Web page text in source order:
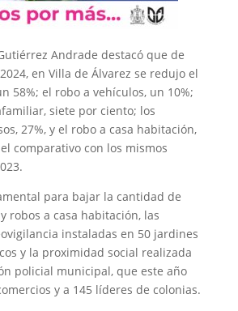
Andrade destacó que de
en Villa de Álvarez se redujo el
58%; el robo a vehículos, un 10%;
siete por ciento; los
27%, y el robo a casa habitación,
comparativo con los mismos
para bajar la cantidad de
robos a casa habitación, las
instaladas en 50 jardines
y la proximidad social realizada
policial municipal, que este año
y a 145 líderes de colonias.